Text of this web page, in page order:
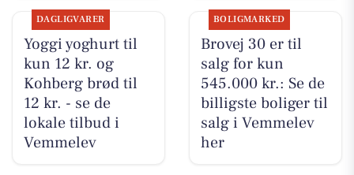
DAGLIGVARER
Yoggi yoghurt til
kun 12 kr. og
Kohberg brød til
12 kr. - se de
lokale tilbud i
Vemmelev
BOLIGMARKED
Brovej 30 er til
salg for kun
545.000 kr.: Se de
billigste boliger til
salg i Vemmelev
her